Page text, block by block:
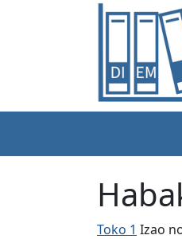
Toko 1 Izao